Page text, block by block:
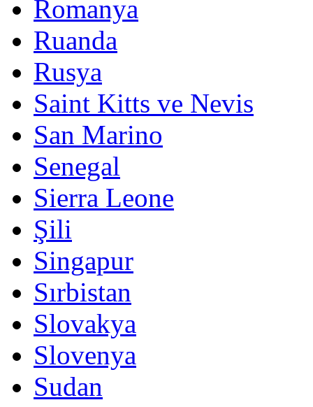
Romanya
Ruanda
Rusya
Saint Kitts ve Nevis
San Marino
Senegal
Sierra Leone
Şili
Singapur
Sırbistan
Slovakya
Slovenya
Sudan